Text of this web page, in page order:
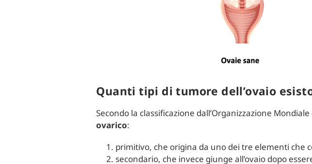
Quanti tipi di tumore dell’ovaio
Secondo la classificazione dall’Organizzazione
ovarico:
primitivo, che origina da uno dei tre elementi che
secondario, che invece giunge all’ovaio dopo